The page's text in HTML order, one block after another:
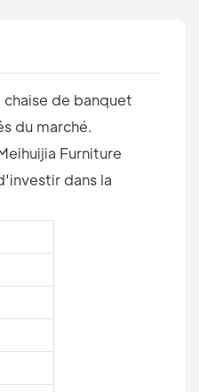
de banquet
du marché.
Furniture
dans la